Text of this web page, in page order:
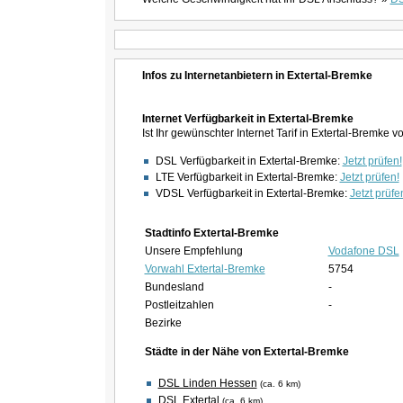
Infos zu Internetanbietern in Extertal-Bremke
Internet Verfügbarkeit in Extertal-Bremke
Ist Ihr gewünschter Internet Tarif in Extertal-Bremke
DSL Verfügbarkeit in Extertal-Bremke: Jetzt prüfen!
LTE Verfügbarkeit in Extertal-Bremke: Jetzt prüfen!
VDSL Verfügbarkeit in Extertal-Bremke: Jetzt
Stadtinfo Extertal-Bremke
Unsere Empfehlung
Vodafone DSL
Vorwahl Extertal-Bremke
5754
Bundesland
-
Postleitzahlen
-
Bezirke
Städte in der Nähe von Extertal-Bremke
DSL Linden Hessen (ca. 6 km)
DSL Extertal (ca. 6 km)